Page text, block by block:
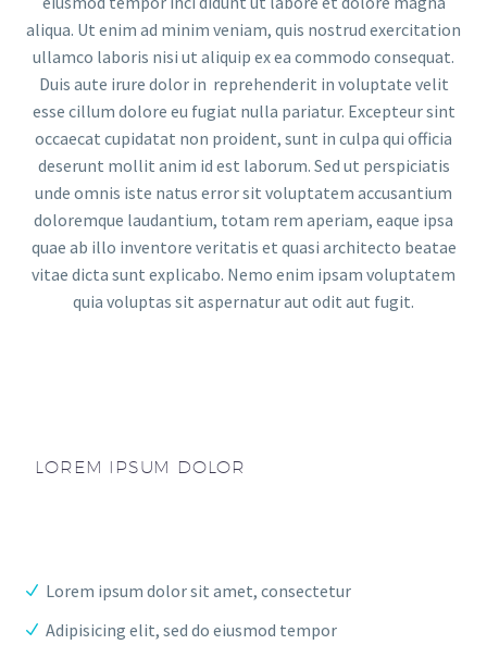
aliqua. Ut enim ad minim veniam, quis nostrud exercitation
ullamco laboris nisi ut aliquip ex ea commodo consequat.
Duis aute irure dolor in reprehenderit in voluptate velit
esse cillum dolore eu fugiat nulla pariatur. Excepteur sint
occaecat cupidatat non proident, sunt in culpa qui officia
deserunt mollit anim id est laborum. Sed ut perspiciatis
unde omnis iste natus error sit voluptatem accusantium
doloremque laudantium, totam rem aperiam, eaque ipsa
quae ab illo inventore veritatis et quasi architecto beatae
vitae dicta sunt explicabo. Nemo enim ipsam voluptatem
quia voluptas sit aspernatur aut odit aut fugit.
LOREM IPSUM DOLOR
Lorem ipsum dolor sit amet, consectetur
Adipisicing elit, sed do eiusmod tempor